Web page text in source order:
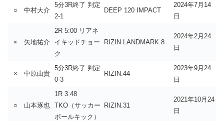
○ 中村大介
5分3R終了 判定
2-1
DEEP 120 IMPACT
2024年7月14
日
× 矢地祐介
2R 5:00 リアネ
イキッドチョー
ク
RIZIN LANDMARK 8
2024年2月24
日
× 中原由貴
5分3R終了 判定
0-3
RIZIN.44
2023年9月24
日
○ 山本琢也
1R 3:48
TKO（サッカー
ボールキック）
RIZIN.31
2021年10月24
日